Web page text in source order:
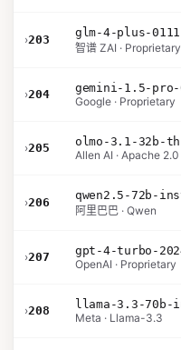
›203
glm-4-plus-0111
智谱 ZAI · Proprietary
›204
gemini-1.5-pro-
Google · Proprietary
›205
olmo-3.1-32b-
Allen AI · Apache 2.0
›206
qwen2.5-72b-
阿里巴巴 · Qwen
›207
gpt-4-turbo-
OpenAI · Proprietary
›208
llama-3.3-
Meta · Llama-3.3